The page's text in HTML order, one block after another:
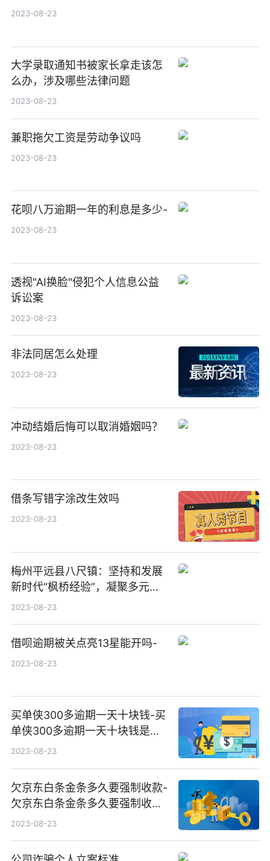
2023-08-23
大学录取通知书被家长拿走该怎
么办，涉及哪些法律问题
2023-08-23
兼职拖欠工资是劳动争议吗
2023-08-23
花呗八万逾期一年的利息是多少-
2023-08-23
透视"AI换脸"侵犯个人信息公益
诉讼案
2023-08-23
非法同居怎么处理
2023-08-23
冲动结婚后悔可以取消婚姻吗？
2023-08-23
借条写错字涂改生效吗
2023-08-23
梅州平远县八尺镇：坚持和发展
新时代“枫桥经验”，凝聚多元力
量 巧解边界纠纷
2023-08-23
借呗逾期被关点亮13星能开吗-
2023-08-23
买单侠300多逾期一天十块钱-买
单侠300多逾期一天十块钱是真
的吗
2023-08-23
欠京东白条金条多久要强制收款-
欠京东白条金条多久要强制收款
呢
2023-08-23